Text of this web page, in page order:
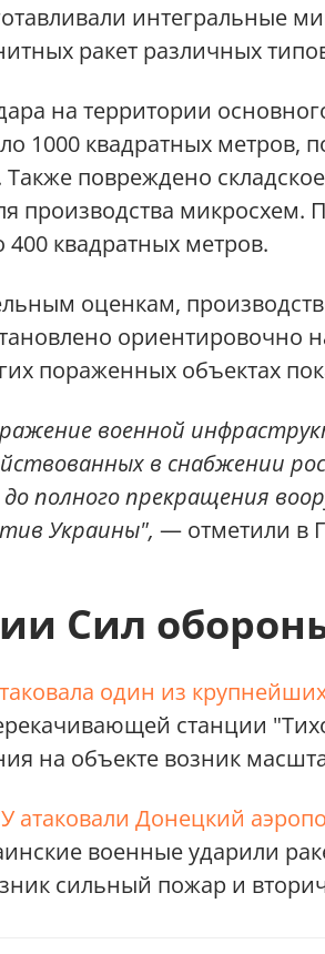
интегральные
ракет различных
на территории
1000 квадратных метров,
повреждено
производства микросхем.
400 квадратных метров.
оценкам,
ориентировочно
пораженных объектах
военной
в снабжении
полного прекращения
Украины", — отметили в
Сил
один из
станции
на объекте возник
атаковали Донецкий
военные ударили
сильный пожар и